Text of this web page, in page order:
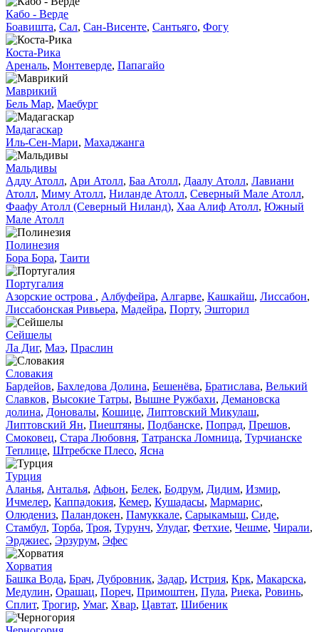
Кабо - Верде
Боавишта, Сал, Сан-Висенте, Сантьяго, Фогу
Коста-Рика
Ареналь, Монтеверде, Папагайо
Маврикий
Бель Мар, Маебург
Мадагаскар
Иль-Сен-Мари, Махаджанга
Мальдивы
Адду Атолл, Ари Атолл, Баа Атолл, Даалу Атолл, Лавиани
Атолл, Миму Атолл, Ниланде Атолл, Северный Мале Атолл,
Фаафу Атолл (Северный Ниланд), Хаа Алиф Атолл, Южный
Мале Атолл
Полинезия
Бора Бора, Таити
Португалия
Азорские острова , Албуфейра, Алгарве, Кашкайш, Лиссабон,
Лиссабонская Ривьера, Мадейра, Порту, Эшторил
Сейшелы
Ла Диг, Маэ, Праслин
Словакия
Бардейов, Бахледова Долина, Бешенёва, Братислава, Велький
Славков, Высокие Татры, Вышне Ружбахи, Демановска
долина, Доновалы, Кошице, Липтовский Микулаш,
Липтовский Ян, Пиештяны, Подбанске, Попрад, Прешов,
Смоковец, Стара Любовня, Татранска Ломница, Турчианске
Теплице, Штребске Плесо, Ясна
Турция
Аланья, Анталья, Афьон, Белек, Бодрум, Дидим, Измир,
Ичмелер, Каппадокия, Кемер, Кушадасы, Мармарис,
Олюдениз, Паландокен, Памуккале, Сарыкамыш, Сиде,
Стамбул, Торба, Троя, Турунч, Улудаг, Фетхие, Чешме, Чирали,
Эрджиес, Эрзурум, Эфес
Хорватия
Башка Вода, Брач, Дубровник, Задар, Истрия, Крк, Макарска,
Медулин, Орашац, Пореч, Примоштен, Пула, Риека, Ровинь,
Сплит, Трогир, Умаг, Хвар, Цавтат, Шибеник